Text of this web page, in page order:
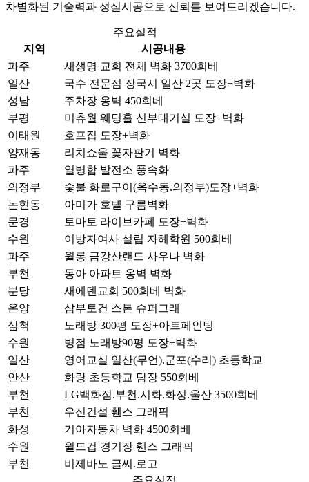
차별화된 기술력과 성실시공으로 신뢰를 보여드리겠습니다.
주요실적
지역
시공내용
파주
새생명 교회 전체 벽화 3700회베
일산
국수 전문점 장국시 일산 2곳 도장+벽화
성남
주차장 옹벽 450회베
부평
미츄월 웨딩홀 신부대기실 도장+벽화
이태원
호프집 도장+벽화
양재동
리치쇼울 꽃자판기 벽화
파주
열병합 발전소 풍속화
의정부
숯불 화로구이(옥수동.의정부)도장+벽화
논현동
아미가 호텔 구름벽화
문경
토마토 라이브카페 도장+벽화
수원
이방자여사 설립 자헤학원 500회베
파주
월롱 금강산랜드 사우나 벽화
부천
동아 아파트 옹벽 벽화
분당
새에덴교회 500회베 벽화
온양
삼부토건 스톤 슈퍼그래
삼척
노래방 300평 도장+아트페인팅
수원
병점 노래방90평 도장+벽화
일산
영어교실 일산(무언).군포(수리) 초등학교
안산
화랑 초등학교 담장 550회베
부천
LG백화점.부천.시화.화정.울산 3500회베
부천
우신건설 휀스 그래픽
화성
기아자동차 벽화 4500회베
수원
월드컵 경기장 휀스 그래픽
부천
비제바노 글씨.로고